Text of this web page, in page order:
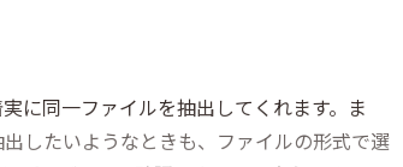
に同一ファイルを抽出してくれます。ま
したいようなときも、ファイルの形式で選